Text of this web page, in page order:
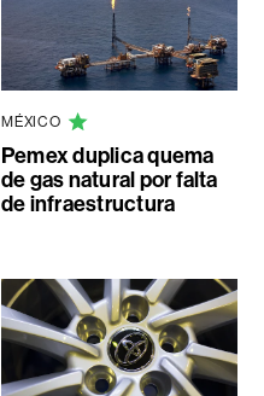
MÉXICO
Pemex duplica quema
de gas natural por falta
de infraestructura